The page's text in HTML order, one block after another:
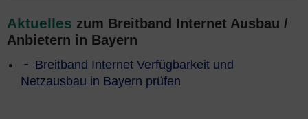
Aktuelles zum Breitband Internet Ausbau /
Anbietern in Bayern
Breitband Internet Verfügbarkeit und
Netzausbau in Bayern prüfen